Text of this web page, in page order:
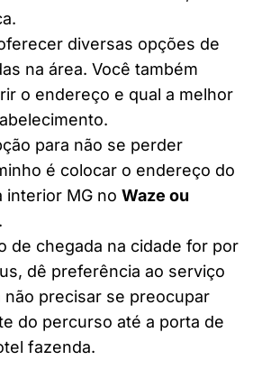
diversas opções de
na área. Você também
o endereço e qual a melhor
para não se perder
é colocar o endereço do
interior MG no Waze ou
.
de chegada na cidade for por
dê preferência ao serviço
não precisar se preocupar
do percurso até a porta de
fazenda.